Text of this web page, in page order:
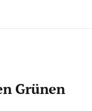
Grünen